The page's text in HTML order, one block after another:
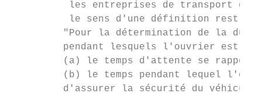
les entreprises de transport de
le sens d'une définition
"Pour la détermination de la
pendant lesquels l'ouvrier est à
(a) le temps d'attente se
(b) le temps pendant lequel
d'assurer la sécurité du